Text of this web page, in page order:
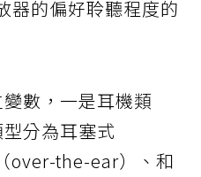
器的偏好聆聽程度的
數，一是耳機類
分為耳塞式
over-the-ear）、和